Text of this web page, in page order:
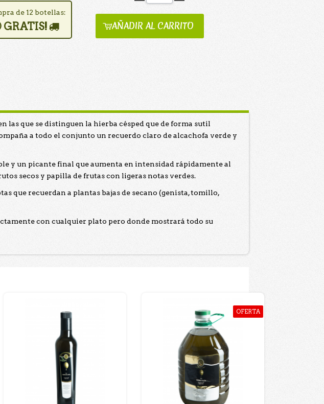
de 12 botellas:
GRATIS! AÑADIR AL CARRITO
las que se distinguen la hierba césped que de forma sutil
a todo el conjunto un recuerdo claro de alcachofa verde y
y un picante final que aumenta en intensidad rápidamente al
secos y papilla de frutas con ligeras notas verdes.
que recuerdan a plantas bajas de secano (genista, tomillo,
con cualquier plato pero donde mostrará todo su
OFERTA